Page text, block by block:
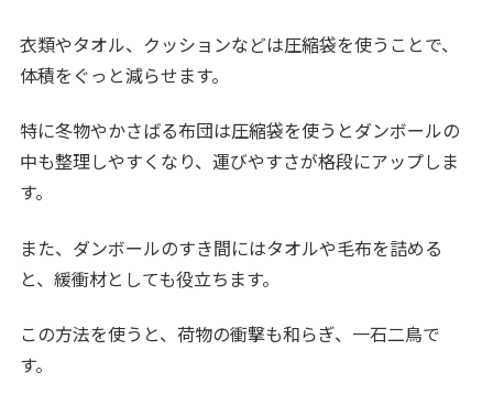
衣類やタオル、クッションなどは圧縮袋を使うことで、
体積をぐっと減らせます。
特に冬物やかさばる布団は圧縮袋を使うとダンボールの
中も整理しやすくなり、運びやすさが格段にアップしま
す。
また、ダンボールのすき間にはタオルや毛布を詰める
と、緩衝材としても役立ちます。
この方法を使うと、荷物の衝撃も和らぎ、一石二鳥で
す。